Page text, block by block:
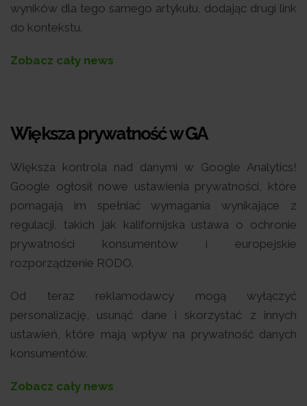
wyników dla tego samego artykułu, dodając drugi link
do kontekstu.
Zobacz cały news
Większa prywatność w GA
Większa kontrola nad danymi w Google Analytics!
Google ogłosił nowe ustawienia prywatności, które
pomagają im spełniać wymagania wynikające z
regulacji, takich jak kalifornijska ustawa o ochronie
prywatności konsumentów i europejskie
rozporządzenie RODO.
Od teraz reklamodawcy mogą wyłączyć
personalizację, usunąć dane i skorzystać z innych
ustawień, które mają wpływ na prywatność danych
konsumentów.
Zobacz cały news